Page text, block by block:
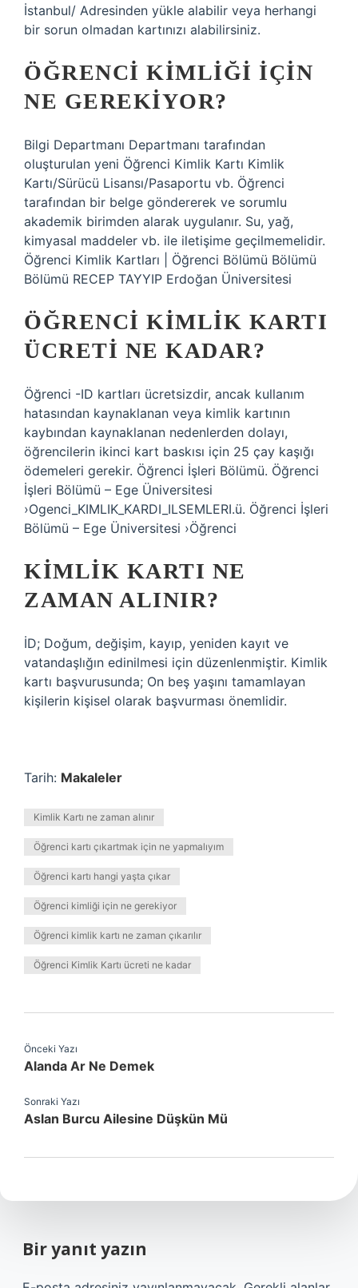
İstanbul/ Adresinden yükle alabilir veya herhangi
bir sorun olmadan kartınızı alabilirsiniz.
ÖĞRENCI KIMLIĞI IÇIN
NE GEREKIYOR?
Bilgi Departmanı Departmanı tarafından
oluşturulan yeni Öğrenci Kimlik Kartı Kimlik
Kartı/Sürücü Lisansı/Pasaportu vb. Öğrenci
tarafından bir belge göndererek ve sorumlu
akademik birimden alarak uygulanır. Su, yağ,
kimyasal maddeler vb. ile iletişime geçilmemelidir.
Öğrenci Kimlik Kartları | Öğrenci Bölümü Bölümü
Bölümü RECEP TAYYIP Erdoğan Üniversitesi
ÖĞRENCI KIMLIK KARTI
ÜCRETI NE KADAR?
Öğrenci -ID kartları ücretsizdir, ancak kullanım
hatasından kaynaklanan veya kimlik kartının
kaybından kaynaklanan nedenlerden dolayı,
öğrencilerin ikinci kart baskısı için 25 çay kaşığı
ödemeleri gerekir. Öğrenci İşleri Bölümü. Öğrenci
İşleri Bölümü – Ege Üniversitesi
›Ogenci_KIMLIK_KARDI_ILSEMLERI.ü. Öğrenci İşleri
Bölümü – Ege Üniversitesi ›Öğrenci
KIMLIK KARTI NE
ZAMAN ALINIR?
İD; Doğum, değişim, kayıp, yeniden kayıt ve
vatandaşlığın edinilmesi için düzenlenmiştir. Kimlik
kartı başvurusunda; On beş yaşını tamamlayan
kişilerin kişisel olarak başvurması önemlidir.
Tarih: Makaleler
Kimlik Kartı ne zaman alınır
Öğrenci kartı çıkartmak için ne yapmalıyım
Öğrenci kartı hangi yaşta çıkar
Öğrenci kimliği için ne gerekiyor
Öğrenci kimlik kartı ne zaman çıkarılır
Öğrenci Kimlik Kartı ücreti ne kadar
Önceki Yazı
Alanda Ar Ne Demek
Sonraki Yazı
Aslan Burcu Ailesine Düşkün Mü
Bir yanıt yazın